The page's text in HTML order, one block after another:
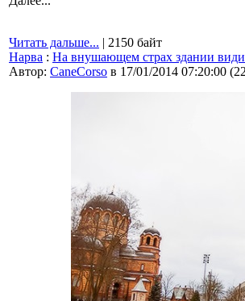
Читать дальше... | 2150 байт
Нарва : На внушающем страх здании
Автор: CaneCorso в 17/01/2014 07:20:00 (